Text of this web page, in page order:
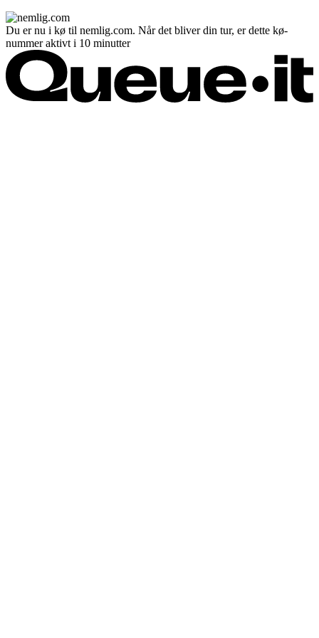
Du er nu i kø til nemlig.com. Når det bliver din tur, er dette kø-
nummer aktivt i 10 minutter